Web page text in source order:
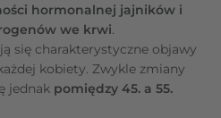
hormonalnej jajników i
we krwi.
się charakterystyczne objawy
kobiety. Zwykle zmiany
jednak pomiędzy 45. a 55.